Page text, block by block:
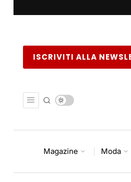
ISCRIVITI ALLA
Magazine Moda